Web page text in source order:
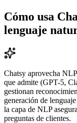
Cómo usa
lenguaje
Chatsy aprovecha
que admite (GPT-5,
gestionan
generación de
la capa de NLP
preguntas de clientes.